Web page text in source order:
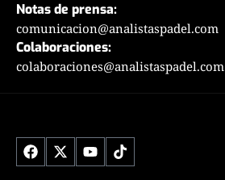
Notas de prensa:
comunicacion@analistaspadel.com
Colaboraciones:
colaboraciones@analistaspadel.com